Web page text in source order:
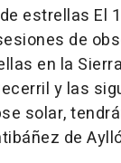
estrellas El
de
en la
y las
solar,
de